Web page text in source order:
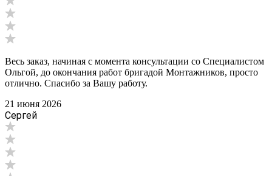
Весь заказ, начиная с момента консультации со Специалистом
Ольгой, до окончания работ бригадой Монтажников, просто
отлично. Спасибо за Вашу работу.
21 июня 2026
Сергей